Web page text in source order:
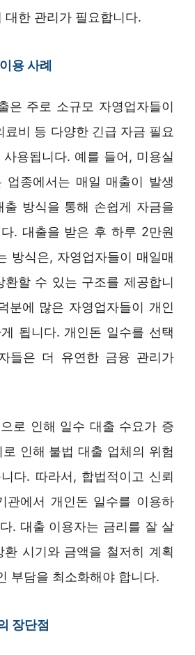
대한 관리가 필요합니다.
용 사례
은 주로 소규모 자영업자들이
료비 등 다양한 긴급 자금 필요
용됩니다. 예를 들어, 미용실
업종에서는 매일 매출이 발생
방식을 통해 손쉽게 자금을
. 대출을 받은 후 하루 2만원
방식은, 자영업자들이 매일매
환할 수 있는 구조를 제공합니
분에 많은 자영업자들이 개인
됩니다. 개인돈 일수를 선택
들은 더 유연한 금융 관리가
로 인해 일수 대출 수요가 증
인해 불법 대출 업체의 위험
다. 따라서, 합법적이고 신뢰
관에서 개인돈 일수를 이용하
. 대출 이용자는 금리를 잘 살
환 시기와 금액을 철저히 계획
부담을 최소화해야 합니다.
장단점